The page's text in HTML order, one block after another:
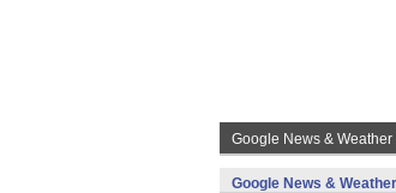
Google News & Weather
Google News &